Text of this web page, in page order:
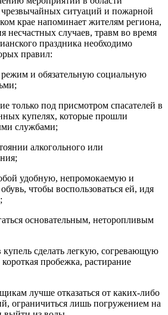
ситуаций и пожарной
крае напоминает жителям региона,
несчастных случаев, травм во время
праздника необходимо
правил:
и обязательную социальную
только под присмотром спасателей в
купелях, которые прошли
службами;
алкогольного или
удобную, непромокаемую и
чтобы воспользоваться ей, идя
основательным, неторопливым
сделать легкую, согревающую
пробежка, растирание
лучше отказаться от каких-либо
ограничиться лишь погружением на